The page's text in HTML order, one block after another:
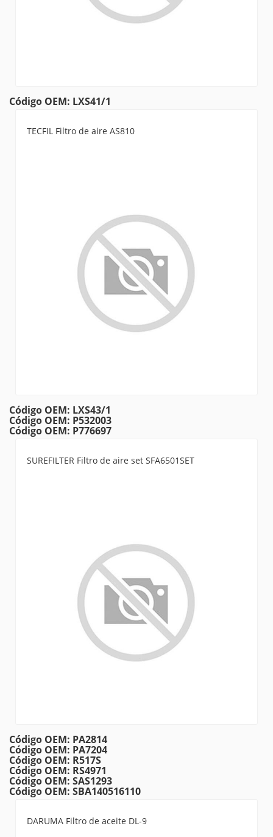
Código OEM: LXS41/1
TECFIL Filtro de aire AS810
Código OEM: LXS43/1
Código OEM: P532003
Código OEM: P776697
SUREFILTER Filtro de aire set SFA6501SET
Código OEM: PA2814
Código OEM: PA7204
Código OEM: R517S
Código OEM: RS4971
Código OEM: SAS1293
Código OEM: SBA140516110
DARUMA Filtro de aceite DL-9